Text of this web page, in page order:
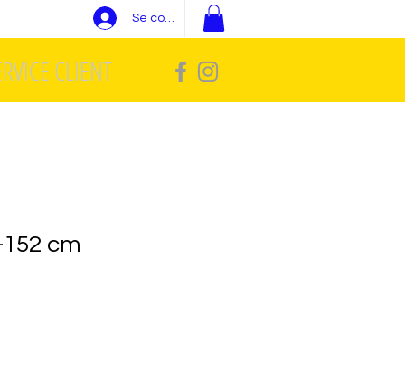
Se connecter
CLIENT
cm